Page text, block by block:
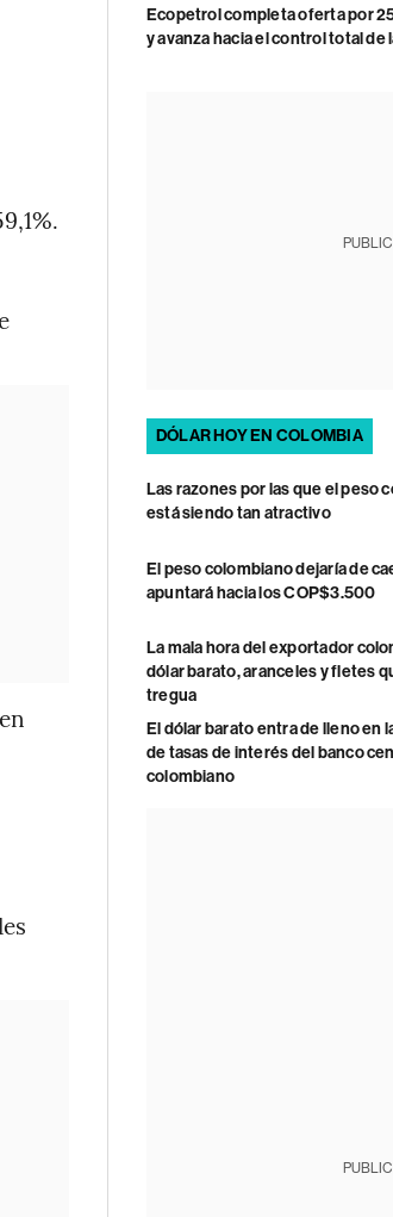
Ecopetrol completa oferta por
y avanza hacia el control total de
DÓLAR HOY EN COLOMBIA
Las razones por las que el peso
está siendo tan atractivo
El peso colombiano dejaría de
apuntará hacia los COP$3.500
La mala hora del exportador
dólar barato, aranceles y fletes
tregua
El dólar barato entra de lleno en
de tasas de interés del banco
colombiano